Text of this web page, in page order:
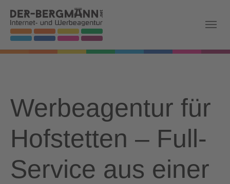
Skip to main navigation
Zum Hauptinhalt springen
Skip to page footer
Werbeagentur für
Hofstetten – Full-
Service aus einer